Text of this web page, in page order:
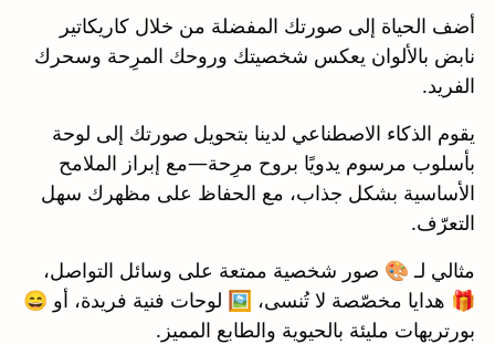
أضف الحياة إلى صورتك المفضلة من خلال كاريكاتير
نابض بالألوان يعكس شخصيتك وروحك المرِحة وسحرك
الفريد.
يقوم الذكاء الاصطناعي لدينا بتحويل صورتك إلى لوحة
بأسلوب مرسوم يدويًا بروح مرِحة—مع إبراز الملامح
الأساسية بشكل جذاب، مع الحفاظ على مظهرك سهل
التعرّف.
مثالي لـ 🎨 صور شخصية ممتعة على وسائل التواصل،
🎁 هدايا مخصّصة لا تُنسى، 🖼️ لوحات فنية فريدة، أو 😄
بورتريهات مليئة بالحيوية والطابع المميز.